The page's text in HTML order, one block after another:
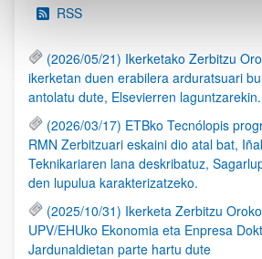
RSS
(2026/05/21) Ikerketako Zerbitzu
ikerketan duen erabilera arduratsuari
antolatu dute, Elsevierren laguntzarekin.
(2026/03/17) ETBko Tecnólopis
RMN Zerbitzuari eskaini dio atal bat,
Teknikariaren lana deskribatuz,
den lupulua karakterizatzeko.
(2025/10/31) Ikerketa Zerbitzu
UPV/EHUko Ekonomia eta Enpresa
Jardunaldietan parte hartu dute